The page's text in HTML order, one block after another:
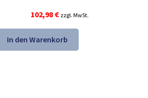
Ursprünglicher
Preis
war:
167,39 €
102,98 €Aktueller
Preis
ist:
102,98 €.
zzgl. MwSt.
In den Warenkorb